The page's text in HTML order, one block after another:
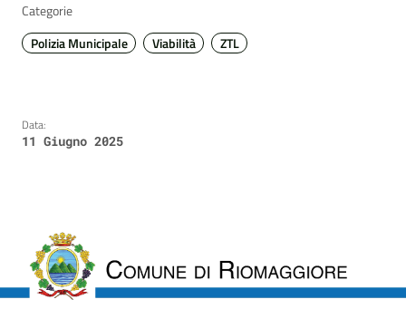
Categorie
Polizia Municipale
Viabilità ZTL
Data:
11 Giugno 2025